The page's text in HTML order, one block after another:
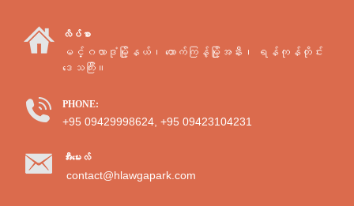
လိပ်စာ
မင်္ဂလာဒုံမြို့နယ်၊ ထောက်ကြန့်မြို့အနီး၊ ရန်ကုန်တိုင်း
ဒေသကြီး။
PHONE:
+95 09429998624, +95 09423104231
အီးမေးလ်
contact@hlawgapark.com